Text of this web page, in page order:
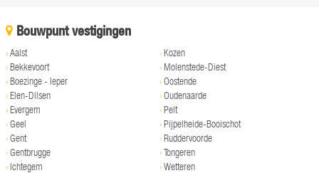
Bouwpunt vestigingen
›Aalst
›Bekkevoort
›Boezinge - Ieper
›Elen-Dilsen
›Evergem
›Geel
›Gent
›Gentbrugge
›Ichtegem
›Kozen
› Molenstede-Diest
›Oostende
›Oudenaarde
›Pelt
›Pijpelheide-Booischot
›Ruddervoorde
›Tongeren
›Wetteren